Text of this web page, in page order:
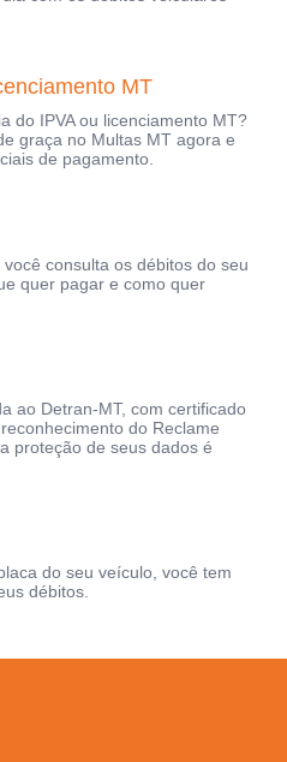
MT
do IPVA ou licenciamento MT?
graça no Multas MT agora e
de pagamento.
consulta os débitos do seu
quer pagar e como quer
ao Detran-MT, com certificado
do Reclame
proteção de seus dados é
do seu veículo, você tem
débitos.